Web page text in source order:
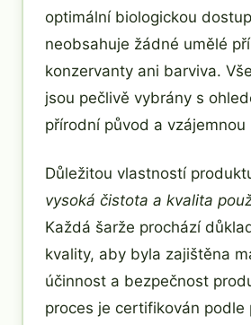
optimální biologickou
neobsahuje žádné umělé
konzervanty ani barviva.
jsou pečlivě vybrány s
přírodní původ a
Důležitou vlastností
vysoká čistota a kvalita
Každá šarže prochází
kvality, aby byla zajištěna
účinnost a bezpečnost
proces je certifikován podle